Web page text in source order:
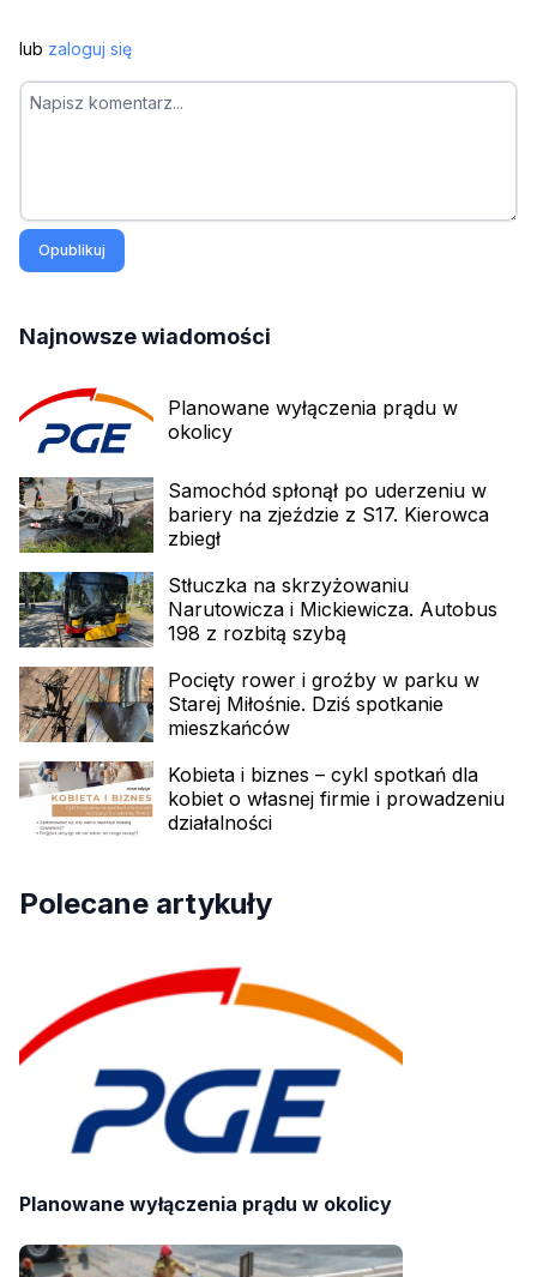
lub zaloguj się
Opublikuj
Najnowsze wiadomości
Planowane wyłączenia prądu w
okolicy
Samochód spłonął po uderzeniu w
bariery na zjeździe z S17. Kierowca
zbiegł
Stłuczka na skrzyżowaniu
Narutowicza i Mickiewicza. Autobus
198 z rozbitą szybą
Pocięty rower i groźby w parku w
Starej Miłośnie. Dziś spotkanie
mieszkańców
Kobieta i biznes – cykl spotkań dla
kobiet o własnej firmie i prowadzeniu
działalności
Polecane artykuły
Planowane wyłączenia prądu w okolicy